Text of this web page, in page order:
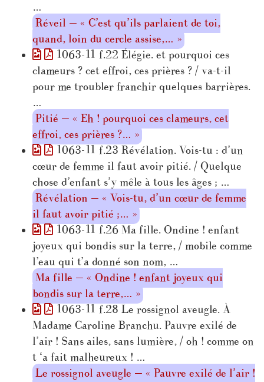
…
Réveil — « C’est qu’ils parlaient de toi,
quand, loin du cercle assise,… »
1063-11 f.22 Élégie. et pourquoi ces
clameurs ? cet effroi, ces prières ? / va-t-il
pour me troubler franchir quelques barrières.
…
Pitié — « Eh ! pourquoi ces clameurs, cet
effroi, ces prières ?… »
1063-11 f.23 Révélation. Vois-tu : d’un
cœur de femme il faut avoir pitié. / Quelque
chose d’enfant s’y mêle à tous les âges ; …
Révélation — « Vois-tu, d’un cœur de femme
il faut avoir pitié ;… »
1063-11 f.26 Ma fille. Ondine ! enfant
joyeux qui bondis sur la terre, / mobile comme
l’eau qui t’a donné son nom, …
Ma fille — « Ondine ! enfant joyeux qui
bondis sur la terre,… »
1063-11 f.28 Le rossignol aveugle. À
Madame Caroline Branchu. Pauvre exilé de
l’air ! Sans ailes, sans lumière, / oh ! comme on
t ‘a fait malheureux ! …
Le rossignol aveugle — « Pauvre exilé de l’air !